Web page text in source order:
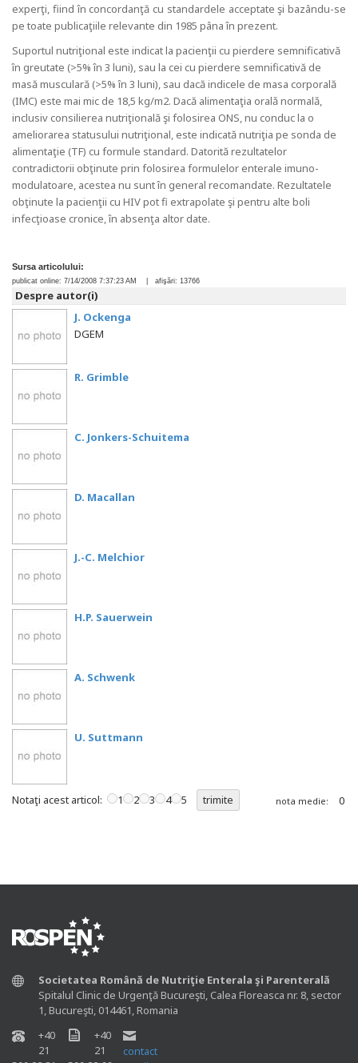
experţi, fiind în concordanţă cu standardele acceptate şi bazându-se
pe toate publicaţiile relevante din 1985 pâna în prezent.
Suportul nutriţional este indicat la pacienţii cu pierdere semnificativă
în greutate (>5% în 3 luni), sau la cei cu pierdere semnificativă de
masă musculară (>5% în 3 luni), sau dacă indicele de masa corporală
(IMC) este mai mic de 18,5 kg/m2. Dacă alimentaţia oralǎ normalǎ,
inclusiv consilierea nutriţională şi folosirea ONS, nu conduc la o
ameliorarea statusului nutriţional, este indicată nutriţia pe sonda de
alimentaţie (TF) cu formule standard. Datorită rezultatelor
contradictorii obţinute prin folosirea formulelor enterale imuno-
modulatoare, acestea nu sunt în general recomandate. Rezultatele
obţinute la pacienţii cu HIV pot fi extrapolate şi pentru alte boli
infecţioase cronice, în absenţa altor date.
Sursa articolului:
publicat online: 7/14/2008 7:37:23 AM | afişări: 13766
Despre autor(i)
J. Ockenga
DGEM
R. Grimble
C. Jonkers-Schuitema
D. Macallan
J.-C. Melchior
H.P. Sauerwein
A. Schwenk
U. Suttmann
Notaţi acest articol: 1 2 3 4 5 nota medie: 0
Societatea Română de Nutriţie Enterala şi Parenterală
Spitalul Clinic de Urgenţă Bucureşti, Calea Floreasca nr. 8, sector
1, Bucureşti, 014461, Romania
+40
21
+40
21
contact